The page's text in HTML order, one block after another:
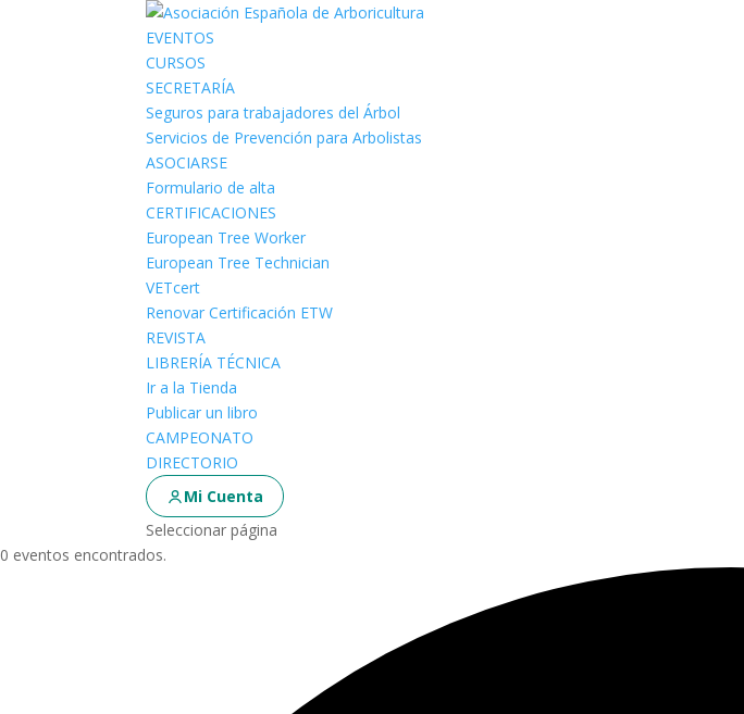
EVENTOS
CURSOS
SECRETARÍA
Seguros para trabajadores del Árbol
Servicios de Prevención para Arbolistas
ASOCIARSE
Formulario de alta
CERTIFICACIONES
European Tree Worker
European Tree Technician
VETcert
Renovar Certificación ETW
REVISTA
LIBRERÍA TÉCNICA
Ir a la Tienda
Publicar un libro
CAMPEONATO
DIRECTORIO
Mi Cuenta
Seleccionar página
0 eventos encontrados.